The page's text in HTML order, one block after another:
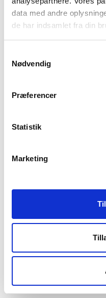
data med andre
de har indsamlet fra din
Nødvendig
Præferencer
Statistik
Marketing
Aktiverede
0
0